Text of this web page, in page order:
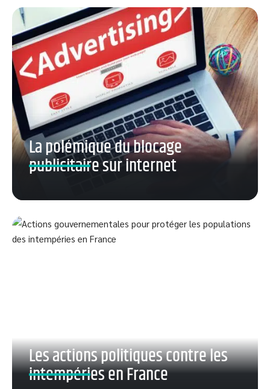
La polémique du blocage
publicitaire sur internet
Les actions politiques contre les
intempéries en France